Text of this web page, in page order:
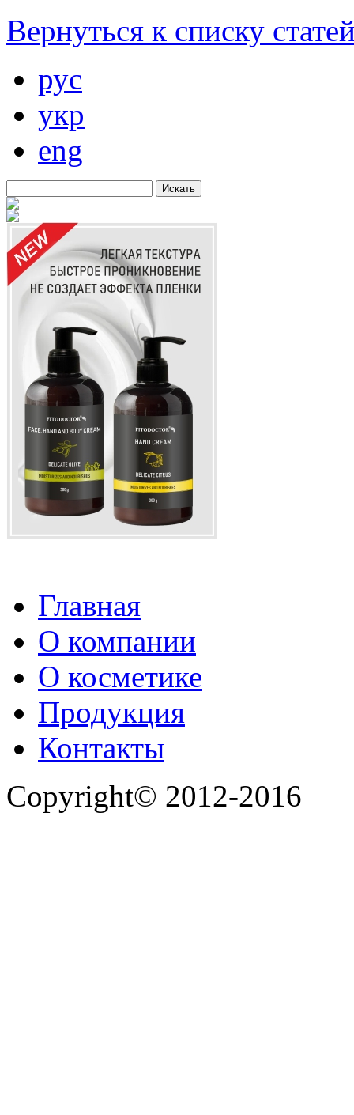
Вернуться к списку
рус
укр
eng
Искать
Главная
О компании
О косметике
Продукция
Контакты
Copyright© 2012-2016